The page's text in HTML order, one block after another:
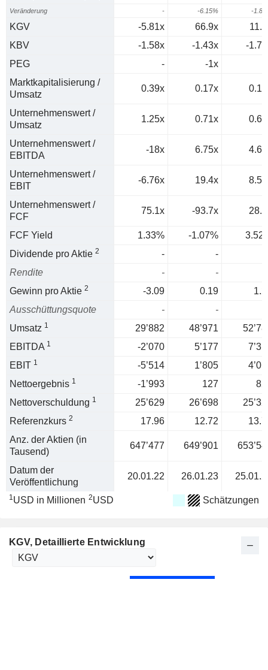
Veränderung - -6.15% -
KGV -5.81x 66.9x
KBV
-1.58x -1.43x
-
PEG
- -1x
Marktkapitalisierung /
Umsatz
0.39x 0.17x
Unternehmenswert /
Umsatz
1.25x 0.71x
Unternehmenswert /
EBITDA
-18x 6.75x
Unternehmenswert /
EBIT
-6.76x 19.4x
Unternehmenswert /
FCF
75.1x -93.7x
FCF Yield 1.33% -1.07%
Dividende pro Aktie 2 -
-
Rendite
-
-
Gewinn pro Aktie 2 -3.09 0.19
Ausschüttungsquote
-
-
Umsatz 1 29’882 48’971
EBITDA 1 -2’070 5’177
EBIT 1 -5’514 1’805
Nettoergebnis 1 -1’993 127
Nettoverschuldung 1 25’629 26’698
Referenzkurs 2 17.96 12.72
Anz. der Aktien (in
Tausend)
647’477 649’901
Datum der
Veröffentlichung
20.01.22 26.01.23
1USD in Millionen 2USD Schätzungen
KGV, Detaillierte Entwicklung